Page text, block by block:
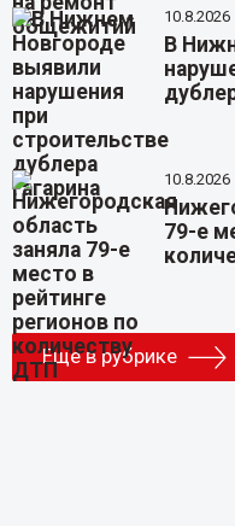
10.8.2026
В
10.8.2026
79-е
Еще в рубрике